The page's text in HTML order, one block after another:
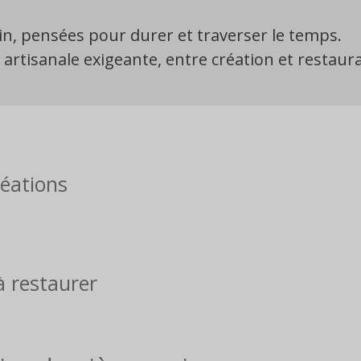
pensées pour durer et traverser le temps.
exigeante, entre création et
restaurer